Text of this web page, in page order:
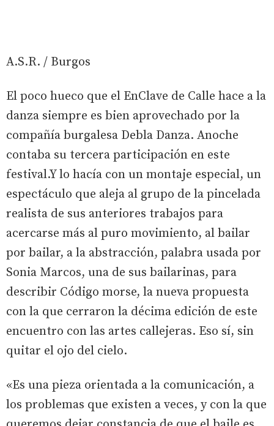
A.S.R. / Burgos
El poco hueco que el EnClave de Calle hace a la
danza siempre es bien aprovechado por la
compañía burgalesa Debla Danza. Anoche
contaba su tercera participación en este
festival.Y lo hacía con un montaje especial, un
espectáculo que aleja al grupo de la pincelada
realista de sus anteriores trabajos para
acercarse más al puro movimiento, al bailar
por bailar, a la abstracción, palabra usada por
Sonia Marcos, una de sus bailarinas, para
describir Código morse, la nueva propuesta
con la que cerraron la décima edición de este
encuentro con las artes callejeras. Eso sí, sin
quitar el ojo del cielo.
«Es una pieza orientada a la comunicación, a
los problemas que existen a veces, y con la que